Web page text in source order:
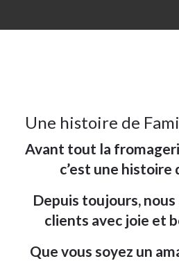
19
JAN 2025
Une histoire de
Avant tout la
c’est une
Depuis toujours,
clients avec joie et
Que vous soyez un